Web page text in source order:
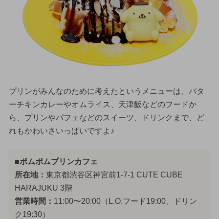
プリンがみんなのために考えたというメニューは、バタ
ーチキンカレーやオムライス、天津飯などのフードか
ら、プリンやパフェなどのスイーツ、ドリンクまで、ど
れもかわいさいっぱいですよ♪
■ポムポムプリンカフェ
所在地： 東京都渋谷区神宮前1-7-1 CUTE CUBE
HARAJUKU 3階
営業時間： 11:00〜20:00（L.O.フード19:00、ドリン
ク19:30）